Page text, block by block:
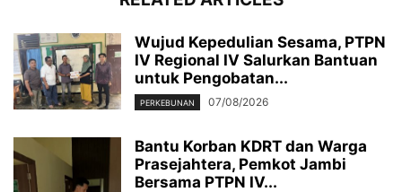
Wujud Kepedulian Sesama, PTPN
IV Regional IV Salurkan Bantuan
untuk Pengobatan...
PERKEBUNAN 07/08/2026
Bantu Korban KDRT dan Warga
Prasejahtera, Pemkot Jambi
Bersama PTPN IV...